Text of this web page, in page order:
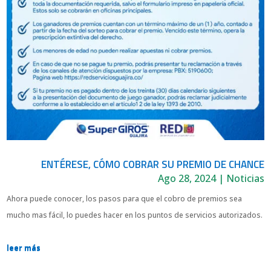
ENTÉRESE, CÓMO COBRAR SU PREMIO DE CHANCE
Ago 28, 2024| Noticias
Ahora puede conocer, los pasos para que el cobro de premios sea
mucho mas fácil, lo puedes hacer en los puntos de servicios autorizados.
leer más